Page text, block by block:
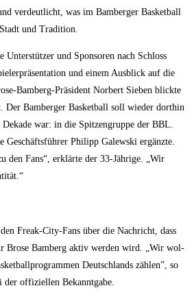
ver­deut­licht, was im Bam­ber­ger Bas­ket­ball
und Tradition.
Unter­stüt­zer und Spon­so­ren nach Schloss
und einem Aus­blick auf die
Bam­berg-Prä­si­dent Nor­bert Sie­ben blick­te
Bam­ber­ger Bas­ket­ball soll wie­der dort­hin
war: in die Spit­zen­grup­pe der BBL.
Phil­ipp Galew­ski ergänz­te.
den Fans“, erklär­te der 33-Jäh­ri­ge. „Wir
Freak-City-Fans über die Nach­richt, dass
Bro­se Bam­berg aktiv wer­den wird. „Wir wol­
Deutsch­lands zäh­len”, so
der offi­zi­el­len Bekanntgabe.